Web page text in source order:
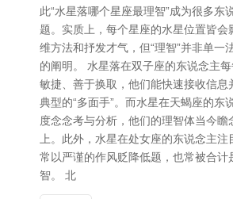
此“水星落哪个星座最理智”成为很多东
题。实质上，每个星座的水星位置皆会
维方法和抒发才气，但“理智”并非单一
的阐明。 水星落在双子座的东说念主
敏捷、善于换取，他们能快速接收信息
典型的“多面手”。而水星在天蝎座的东
度念念考与分析，他们的理智体当今瞻
上。此外，水星在处女座的东说念主注
常以严谨的作风贬降低题，也常被合计
智。 北